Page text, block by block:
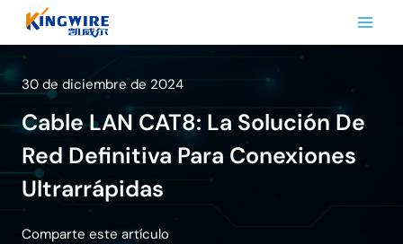
Saltar
Contenido
30 de diciembre de 2024
Cable LAN CAT8: La Solución De
Red Definitiva Para Conexiones
Ultrarrápidas
Comparte este artículo